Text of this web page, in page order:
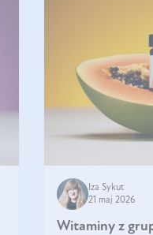
Iza Sykut
21 maj 2026
Witaminy z